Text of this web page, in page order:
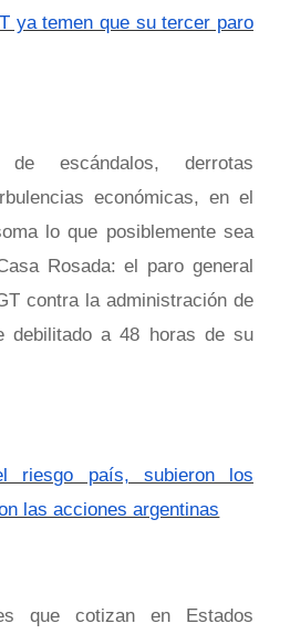
ya temen que su tercer paro
escándalos, derrotas
económicas, en el
lo que posiblemente sea
Rosada: el paro general
contra la administración de
debilitado a 48 horas de su
riesgo país, subieron los
las acciones argentinas
que cotizan en Estados